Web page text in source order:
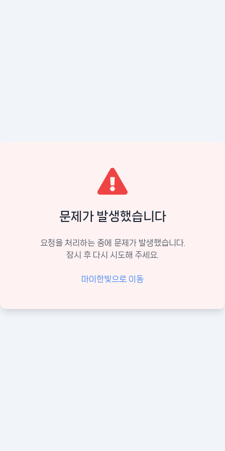
문제가 발생했습니다
요청을 처리하는 중에 문제가 발생했습니다.
잠시 후 다시 시도해 주세요.
마이한빛으로 이동